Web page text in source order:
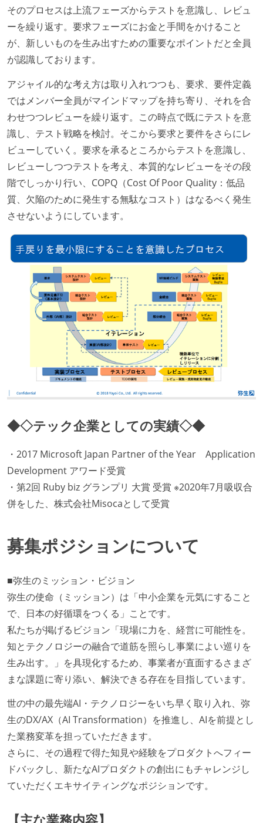
そのプロセスは上流フェーズからテストを意識し、レビュ
ーを繰り返す。要求フェーズにお金と手間をかけること
が、新しいものを生み出すための重要なポイントだと全員
が認識しております。
アジャイル的な考え方は取り入れつつも、要求、要件定義
ではメンバー全員がマインドマップを持ち寄り、それを合
わせつつレビューを繰り返す。この時点で既にテストを意
識し、テスト戦略を検討。そこから要求と要件をさらにレ
ビューしていく。要求を承るところからテストを意識し、
レビューしつつテストを考え、本質的なレビューをその段
階でしっかり行い、COPQ（Cost Of Poor Quality：低品
質、欠陥のために発生する無駄なコスト）はなるべく発生
させないようにしています。
◆◇テック企業としての実績◇◆
・2017 Microsoft Japan Partner of the Year Application
Development アワード受賞
・第2回 Ruby biz グランプリ 大賞 受賞 ※2020年7月吸収合
併をした、株式会社Misocaとして受賞
募集ポジションについて
■弥生のミッション・ビジョン
弥生の使命（ミッション）は「中小企業を元気にすること
で、日本の好循環をつくる」ことです。
私たちが掲げるビジョン「現場に力を、経営に可能性を。
知とテクノロジーの融合で道筋を照らし事業によい巡りを
生み出す。」を具現化するため、事業者が直面するさまざ
まな課題に寄り添い、解決できる存在を目指しています。
世の中の最先端AI・テクノロジーをいち早く取り入れ、弥
生のDX/AX（AI Transformation）を推進し、AIを前提とし
た業務変革を担っていただきます。
さらに、その過程で得た知見や経験をプロダクトへフィー
ドバックし、新たなAIプロダクトの創出にもチャレンジし
ていただくエキサイティングなポジションです。